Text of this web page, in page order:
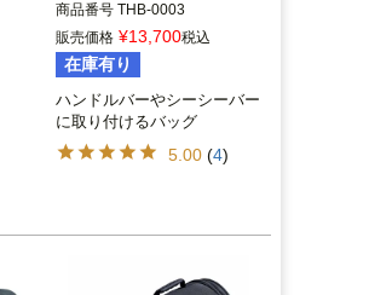
ン
商品番号THB-0003
3OT:3510-0102
Thrashin Supply（スラッシン
サプライ）
販売価格 ¥13,700税込
在庫有り
ハンドルバーやシーシーバー
に取り付けるバッグ
5.00 (4)